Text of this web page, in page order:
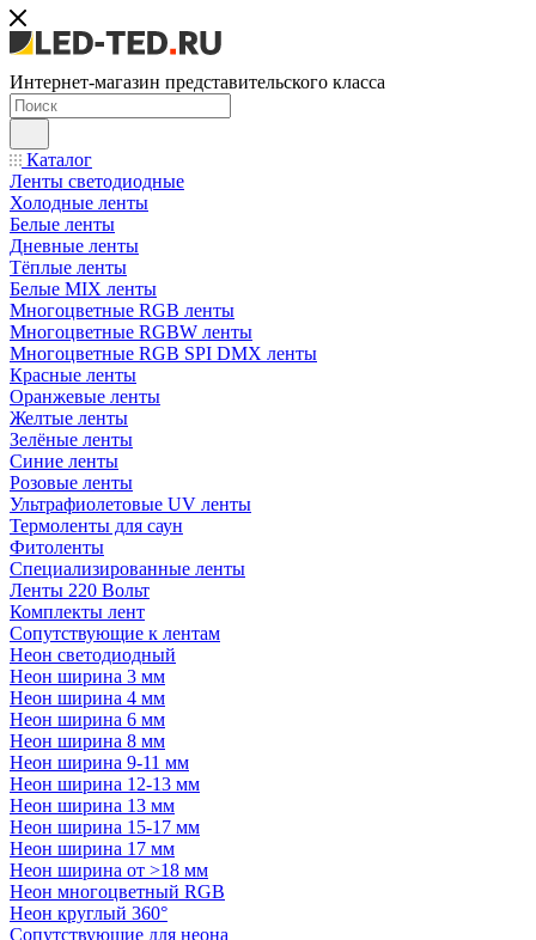
Интернет-магазин представительского класса
Каталог
Ленты светодиодные
Холодные ленты
Белые ленты
Дневные ленты
Тёплые ленты
Белые MIX ленты
Многоцветные RGB ленты
Многоцветные RGBW ленты
Многоцветные RGB SPI DMX ленты
Красные ленты
Оранжевые ленты
Желтые ленты
Зелёные ленты
Синие ленты
Розовые ленты
Ультрафиолетовые UV ленты
Термоленты для саун
Фитоленты
Специализированные ленты
Ленты 220 Вольт
Комплекты лент
Сопутствующие к лентам
Неон светодиодный
Неон ширина 3 мм
Неон ширина 4 мм
Неон ширина 6 мм
Неон ширина 8 мм
Неон ширина 9-11 мм
Неон ширина 12-13 мм
Неон ширина 13 мм
Неон ширина 15-17 мм
Неон ширина 17 мм
Неон ширина от >18 мм
Неон многоцветный RGB
Неон круглый 360°
Сопутствующие для неона